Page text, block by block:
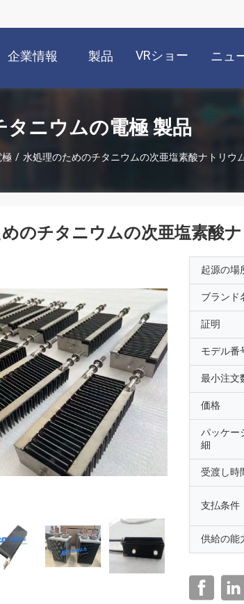
企業情報 製品 VRショー ニュ
タニウムの電極 製品
極 / 水処理のためのチタニウムの次亜塩素酸ナトリウ
のチタニウムの次亜塩素酸
起源の場
ブランド
証明
モデル番
最小注文
価格
パッケー
細
受渡し時
支払条件
供給の能